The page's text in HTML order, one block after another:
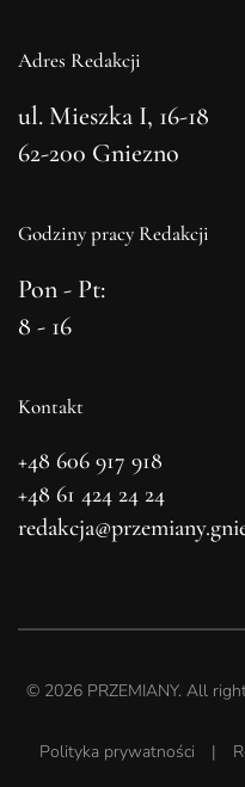
Adres Redakcji
ul. Mieszka I, 16-18
62-200 Gniezno
Godziny pracy Redakcji
Pon - Pt:
8 - 16
Kontakt
+48 606 917 918
+48 61 424 24 24
© 2026PRZEMIANY. All
Polityka prywatności |